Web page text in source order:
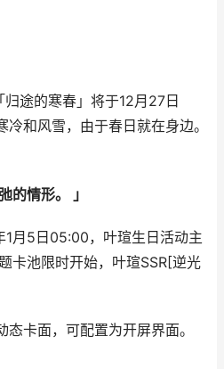
途的寒春」将于12月27日
和风雪，由于春日就在身边。
的情形。 」
月5日05:00，叶瑄生日活动主
卡池限时开始，叶瑄SSR[逆光
卡面，可配置为开屏界面。